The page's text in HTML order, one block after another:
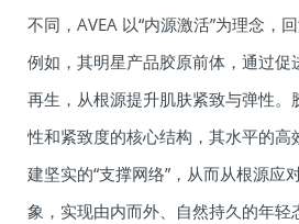
不同，AVEA 以“内源激活”为理念，
例如，其明星产品胶原前体，通过促
再生，从根源提升肌肤紧致与弹性。
性和紧致度的核心结构，其水平的高
建坚实的“支撑网络”，从而从根源应
象，实现由内而外、自然持久的年轻